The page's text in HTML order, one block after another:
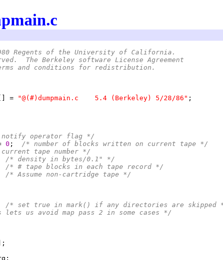
Regents of the University of California.
The Berkeley software License Agreement
and conditions for redistribution.
[] = "@(#)dumpmain.c	5.4 (Berkeley) 5/28/86"
operator flag */
0 ;
/* number of blocks written on current tape */
tape number */
/* density in bytes/0.1" */
/* # tape blocks in each tape record */
/* Assume non-cartridge tape */
/* set true in mark() if any directories are skipped
us avoid map pass 2 in some cases */